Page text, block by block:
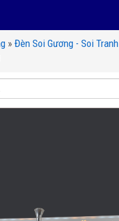
» Đèn Soi Gương - Soi Tranh